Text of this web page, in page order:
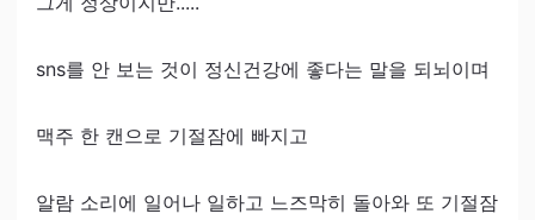
sns를 안 보는 것이 정신건강에 좋다는 말을 되뇌이며
맥주 한 캔으로 기절잠에 빠지고
알람 소리에 일어나 일하고 느즈막히 돌아와 또 기절잠